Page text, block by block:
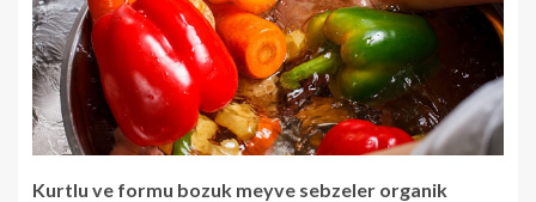
Kurtlu ve formu bozuk meyve sebzeler organik